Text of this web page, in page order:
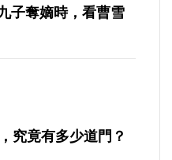
子奪嫡時，看曹雪
究竟有多少道門？